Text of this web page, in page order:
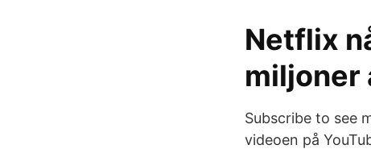
Netflix
miljoner
Subscribe to see
videoen på